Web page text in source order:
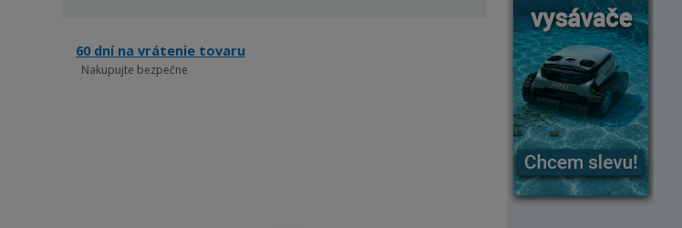
60 dní na vrátenie tovaru
Nakupujte bezpečne